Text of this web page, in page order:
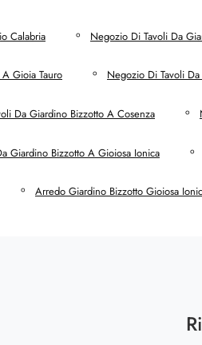
Calabria Negozio Di Tavoli Da
Gioia Tauro Negozio Di Tavoli
Da Giardino Bizzotto A Cosenza
Giardino Bizzotto A Gioiosa Ionica
Arredo Giardino Bizzotto Gioiosa